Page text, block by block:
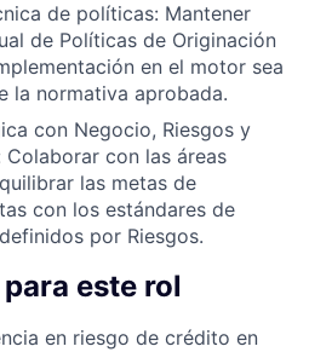
de políticas: Mantener
de Políticas de Originación
en el motor sea
la normativa aprobada.
con Negocio, Riesgos y
con las áreas
las metas de
con los estándares de
por Riesgos.
este rol
en riesgo de crédito en